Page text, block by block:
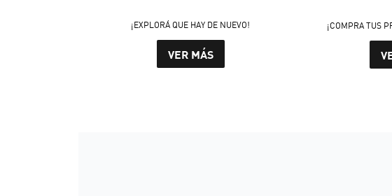
¡EXPLORÁ QUE HAY DE NUEVO!
VER MÁS
¡COMPRA TUS